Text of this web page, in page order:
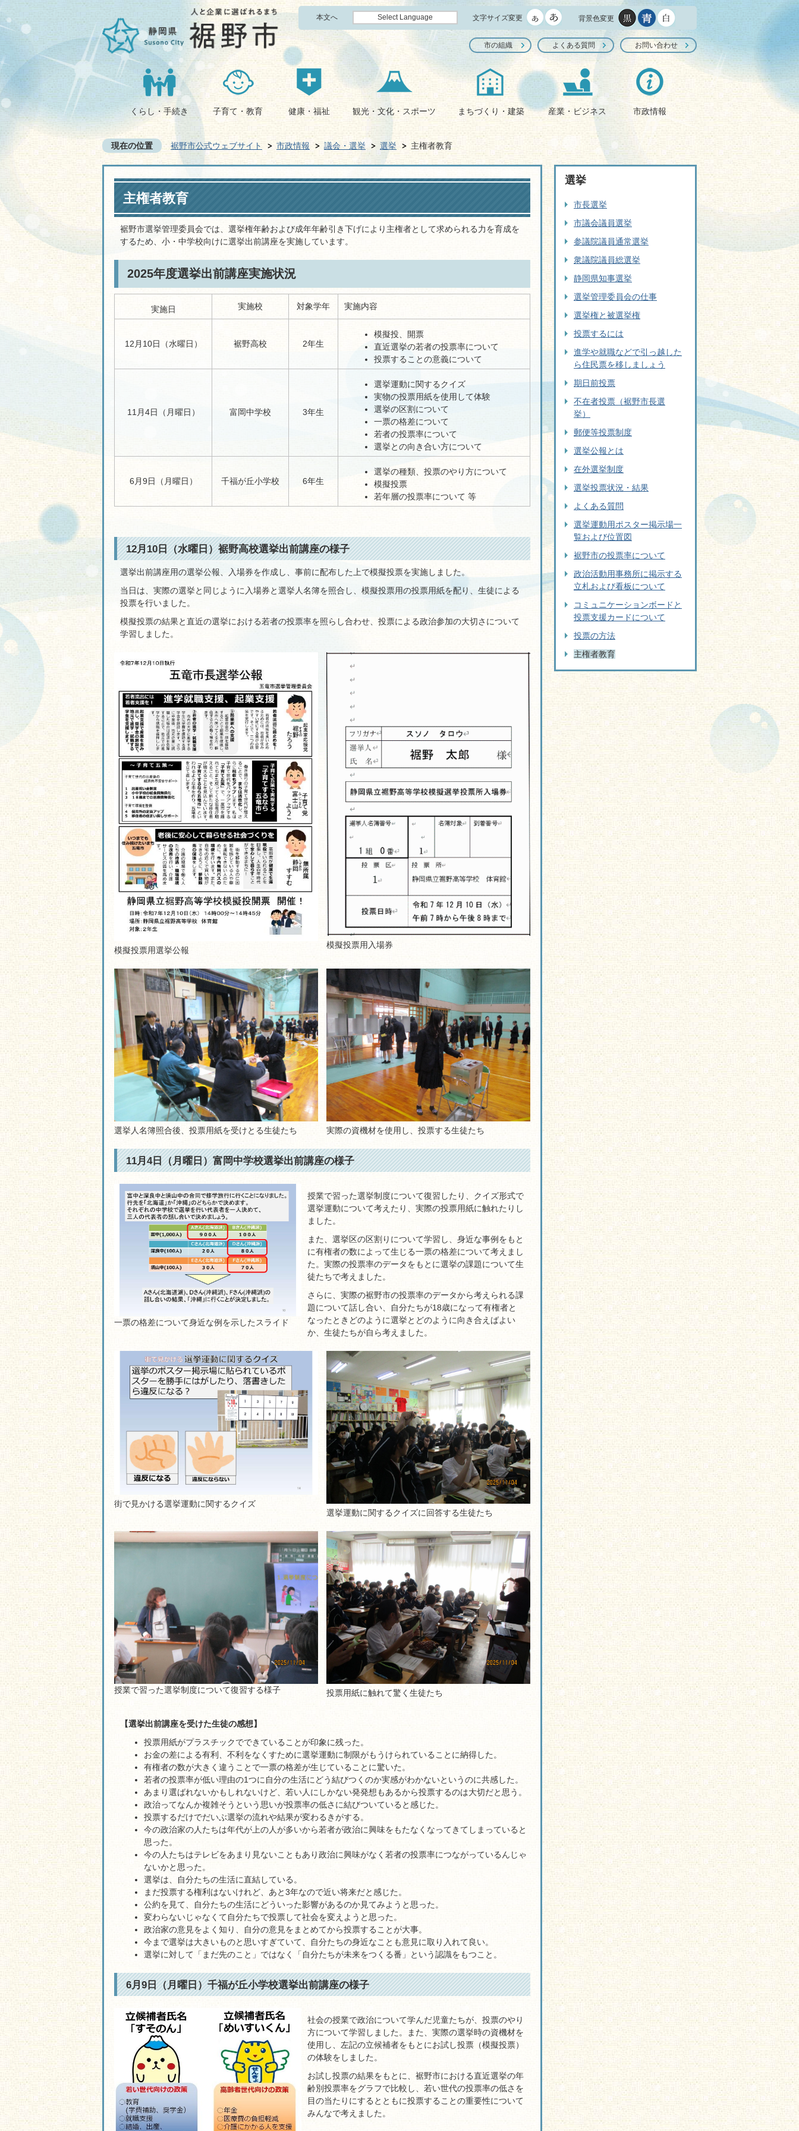
本文へ Select Language 文字サイズ変更 背景色変更
市の組織 よくある質問 お問い合わせ
くらし・手続き 子育て・教育 健康・福祉 観光・文化・スポーツ まちづくり・建築 産業・ビジネス 市政情報
現在の位置 裾野市公式ウェブサイト 市政情報 議会・選挙 選挙 主権者教育
主権者教育
裾野市選挙管理委員会では、選挙権年齢および成年年齢引き下げにより主権者として求められる力を育成を
するため、小・中学校向けに選挙出前講座を実施しています。
2025年度選挙出前講座実施状況
実施日 実施校 対象学年 実施内容
12月10日（水曜日） 裾野高校 2年生
模擬投、開票
直近選挙の若者の投票率について
投票することの意義について
11月4日（月曜日） 富岡中学校 3年生
選挙運動に関するクイズ
実物の投票用紙を使用して体験
選挙の区割について
一票の格差について
若者の投票率について
選挙との向き合い方について
6月9日（月曜日） 千福が丘小学校 6年生
選挙の種類、投票のやり方について
模擬投票
若年層の投票率について 等
12月10日（水曜日）裾野高校選挙出前講座の様子
選挙出前講座用の選挙公報、入場券を作成し、事前に配布した上で模擬投票を実施しました。
当日は、実際の選挙と同じように入場券と選挙人名簿を照合し、模擬投票用の投票用紙を配り、生徒による
投票を行いました。
模擬投票の結果と直近の選挙における若者の投票率を照らし合わせ、投票による政治参加の大切さについて
学習しました。
模擬投票用選挙公報
模擬投票用入場券
選挙人名簿照合後、投票用紙を受けとる生徒たち 実際の資機材を使用し、投票する生徒たち
11月4日（月曜日）富岡中学校選挙出前講座の様子
一票の格差について身近な例を示したスライド
授業で習った選挙制度について復習したり、クイズ形式で
選挙運動について考えたり、実際の投票用紙に触れたりし
ました。
また、選挙区の区割りについて学習し、身近な事例をもと
に有権者の数によって生じる一票の格差について考えまし
た。実際の投票率のデータをもとに選挙の課題について生
徒たちで考えました。
さらに、実際の裾野市の投票率のデータから考えられる課
題について話し合い、自分たちが18歳になって有権者と
なったときどのように選挙とどのように向き合えばよい
か、生徒たちが自ら考えました。
街で見かける選挙運動に関するクイズ
選挙運動に関するクイズに回答する生徒たち
授業で習った選挙制度について復習する様子 投票用紙に触れて驚く生徒たち
【選挙出前講座を受けた生徒の感想】
投票用紙がプラスチックでできていることが印象に残った。
お金の差による有利、不利をなくすために選挙運動に制限がもうけられていることに納得した。
有権者の数が大きく違うことで一票の格差が生じていることに驚いた。
若者の投票率が低い理由の1つに自分の生活にどう結びつくのか実感がわかないというのに共感した。
あまり選ばれないかもしれないけど、若い人にしかない発発想もあるから投票するのは大切だと思う。
政治ってなんか複雑そうという思いが投票率の低さに結びついていると感じた。
投票するだけでだいぶ選挙の流れや結果が変わるきがする。
今の政治家の人たちは年代が上の人が多いから若者が政治に興味をもたなくなってきてしまっていると
思った。
今の人たちはテレビをあまり見ないこともあり政治に興味がなく若者の投票率につながっているんじゃ
ないかと思った。
選挙は、自分たちの生活に直結している。
まだ投票する権利はないけれど、あと3年なので近い将来だと感じた。
公約を見て、自分たちの生活にどういった影響があるのか見てみようと思った。
変わらないじゃなくて自分たちで投票して社会を変えようと思った。
政治家の意見をよく知り、自分の意見をまとめてから投票することが大事。
今まで選挙は大きいものと思いすぎていて、自分たちの身近なことも意見に取り入れて良い。
選挙に対して「まだ先のこと」ではなく「自分たちが未来をつくる番」という認識をもつこと。
6月9日（月曜日）千福が丘小学校選挙出前講座の様子
社会の授業で政治について学んだ児童たちが、投票のやり
方について学習しました。また、実際の選挙時の資機材を
使用し、左記の立候補者をもとにお試し投票（模擬投票）
の体験をしました。
お試し投票の結果をもとに、裾野市における直近選挙の年
齢別投票率をグラフで比較し、若い世代の投票率の低さを
目の当たりにするとともに投票することの重要性について
みんなで考えました。
選挙
市長選挙
市議会議員選挙
参議院議員通常選挙
衆議院議員総選挙
静岡県知事選挙
選挙管理委員会の仕事
選挙権と被選挙権
投票するには
進学や就職などで引っ越した
ら住民票を移しましょう
期日前投票
不在者投票（裾野市長選
挙）
郵便等投票制度
選挙公報とは
在外選挙制度
選挙投票状況・結果
よくある質問
選挙運動用ポスター掲示場一
覧および位置図
裾野市の投票率について
政治活動用事務所に掲示する
立札および看板について
コミュニケーションボードと
投票支援カードについて
投票の方法
主権者教育